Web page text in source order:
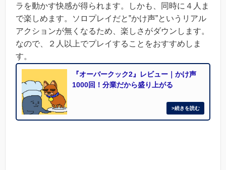
ラを動かす快感が得られます。しかも、同時に４人ま
で楽しめます。ソロプレイだと‟かけ声”というリアル
アクションが無くなるため、楽しさがダウンします。
なので、２人以上でプレイすることをおすすめしま
す。
『オーバークック2』レビュー｜かけ声
1000回！分業だから盛り上がる